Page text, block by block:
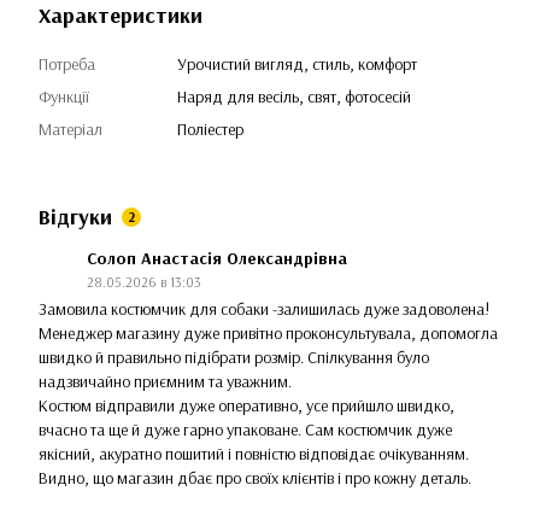
Характеристики
Потреба
Урочистий вигляд, стиль, комфорт
Функції
Наряд для весіль, свят, фотосесій
Матеріал
Поліестер
Відгуки 2
Солоп Анастасія Олександрівна
28.05.2026 в 13:03
Замовила костюмчик для собаки -залишилась дуже задоволена!
Менеджер магазину дуже привітно проконсультувала, допомогла
швидко й правильно підібрати розмір. Спілкування було
надзвичайно приємним та уважним.
Костюм відправили дуже оперативно, усе прийшло швидко,
вчасно та ще й дуже гарно упаковане. Сам костюмчик дуже
якісний, акуратно пошитий і повністю відповідає очікуванням.
Видно, що магазин дбає про своїх клієнтів і про кожну деталь.